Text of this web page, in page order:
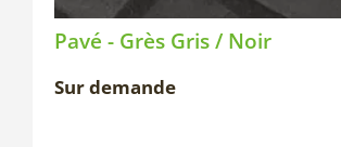
Pavé - Grès Gris / Noir
Sur demande